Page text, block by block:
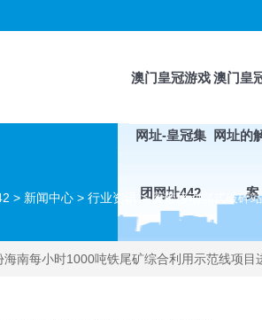
澳门皇冠游戏
网址-皇冠集
团网址442
澳门皇
网址的
案
> 新闻中心 > 行业资讯 >履带移动鄂式破碎
南每小时1000吨铁尾矿综合利用示范线项目